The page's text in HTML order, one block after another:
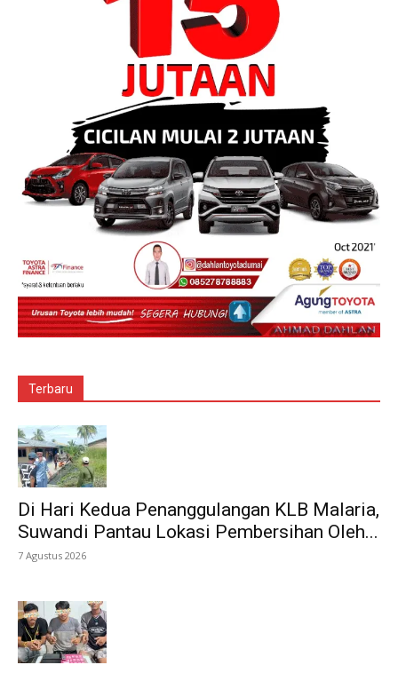
Terbaru
Di Hari Kedua Penanggulangan KLB Malaria,
Suwandi Pantau Lokasi Pembersihan Oleh...
7 Agustus 2026